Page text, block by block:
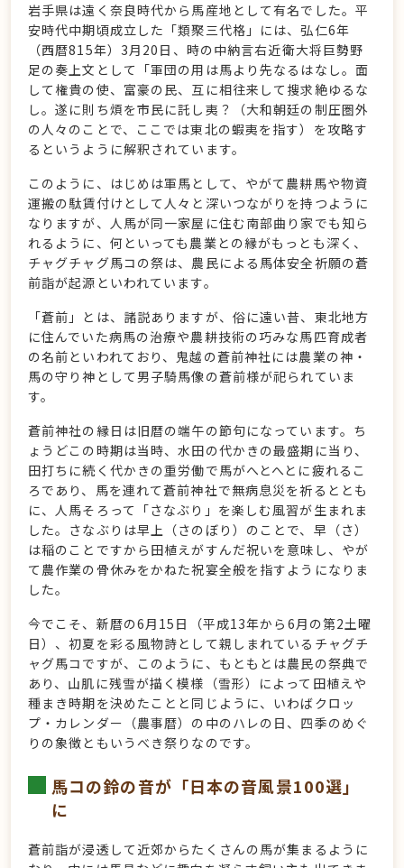
岩手県は遠く奈良時代から馬産地として有名でした。平
安時代中期頃成立した「類聚三代格」には、弘仁6年
（西暦815年）3月20日、時の中納言右近衛大将巨勢野
足の奏上文として「軍団の用は馬より先なるはなし。面
して権貴の使、富豪の民、互に相往来して搜求絶ゆるな
し。遂に則ち煩を市民に託し夷？（大和朝廷の制圧圏外
の人々のことで、ここでは東北の蝦夷を指す）を攻略す
るというように解釈されています。
このように、はじめは軍馬として、やがて農耕馬や物資
運搬の駄賃付けとして人々と深いつながりを持つように
なりますが、人馬が同一家屋に住む南部曲り家でも知ら
れるように、何といっても農業との縁がもっとも深く、
チャグチャグ馬コの祭は、農民による馬体安全祈願の蒼
前詣が起源といわれています。
「蒼前」とは、諸説ありますが、俗に遠い昔、東北地方
に住んでいた病馬の治療や農耕技術の巧みな馬匹育成者
の名前といわれており、鬼越の蒼前神社には農業の神・
馬の守り神として男子騎馬像の蒼前様が祀られていま
す。
蒼前神社の縁日は旧暦の端午の節句になっています。ち
ょうどこの時期は当時、水田の代かきの最盛期に当り、
田打ちに続く代かきの重労働で馬がへとへとに疲れるこ
ろであり、馬を連れて蒼前神社で無病息災を祈るととも
に、人馬そろって「さなぶり」を楽しむ風習が生まれま
した。さなぶりは早上（さのぼり）のことで、早（さ）
は稲のことですから田植えがすんだ祝いを意味し、やが
て農作業の骨休みをかねた祝宴全般を指すようになりま
した。
今でこそ、新暦の6月15日（平成13年から6月の第2土曜
日）、初夏を彩る風物詩として親しまれているチャグチ
ャグ馬コですが、このように、もともとは農民の祭典で
あり、山肌に残雪が描く模様（雪形）によって田植えや
種まき時期を決めたことと同じように、いわばクロッ
プ・カレンダー（農事暦）の中のハレの日、四季のめぐ
りの象徴ともいうべき祭りなのです。
馬コの鈴の音が「日本の音風景100選」
に
蒼前詣が浸透して近郊からたくさんの馬が集まるように